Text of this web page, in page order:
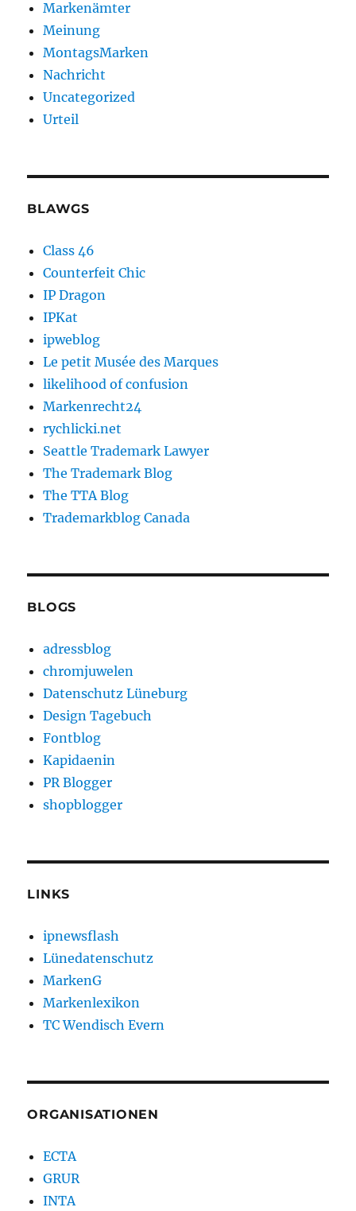
Markenämter
Meinung
MontagsMarken
Nachricht
Uncategorized
Urteil
BLAWGS
Class 46
Counterfeit Chic
IP Dragon
IPKat
ipweblog
Le petit Musée des Marques
likelihood of confusion
Markenrecht24
rychlicki.net
Seattle Trademark Lawyer
The Trademark Blog
The TTA Blog
Trademarkblog Canada
BLOGS
adressblog
chromjuwelen
Datenschutz Lüneburg
Design Tagebuch
Fontblog
Kapidaenin
PR Blogger
shopblogger
LINKS
ipnewsflash
Lünedatenschutz
MarkenG
Markenlexikon
TC Wendisch Evern
ORGANISATIONEN
ECTA
GRUR
INTA